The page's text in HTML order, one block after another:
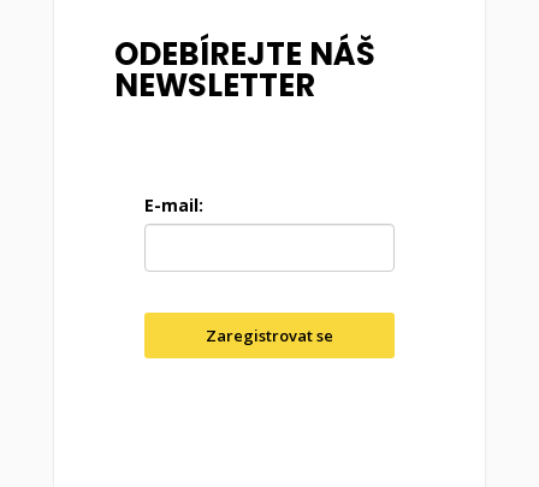
ODEBÍREJTE NÁŠ
NEWSLETTER
E-mail:
Zaregistrovat se